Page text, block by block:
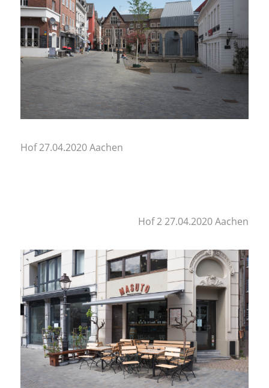
Hof 27.04.2020 Aachen
Hof 2 27.04.2020 Aachen